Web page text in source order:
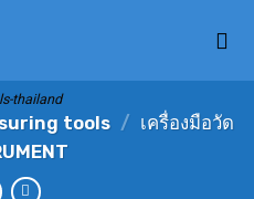
thailand
tools / เครื่องมือวัด